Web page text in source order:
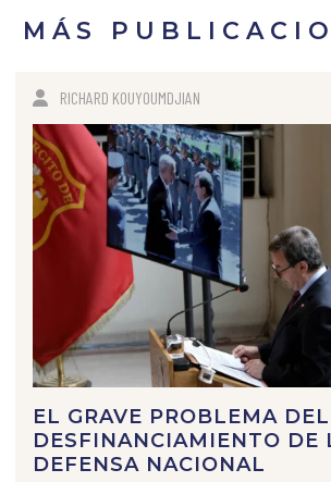
MÁS
RICHARD KOUYOUMDJIAN
EL GRAVE PROBLEMA DEL
DESFINANCIAMIENTO DE
DEFENSA NACIONAL